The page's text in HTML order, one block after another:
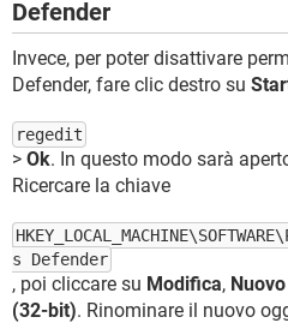
Defender
Invece, per poter disattivare
Defender, fare clic destro su
regedit
> Ok. In questo modo sarà
Ricercare la chiave
s Defender
, poi cliccare su Modifica, Nuovo
(32-bit). Rinominare il nuovo